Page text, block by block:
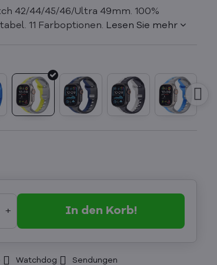
42/44/45/46/Ultra 49mm. 100%
11 Farboptionen. Lesen Sie mehr
In den Korb!
Watchdog Sendungen